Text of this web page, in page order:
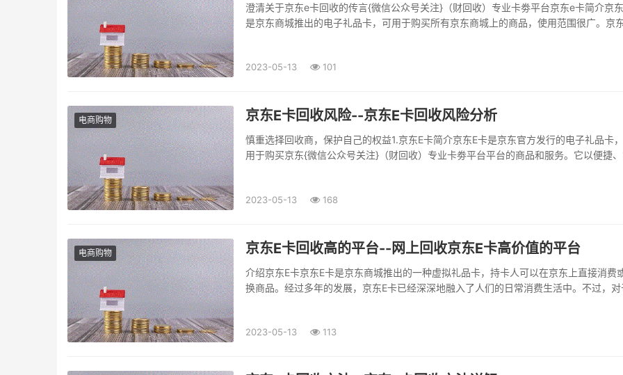
澄清关于京东e卡回收的传言{微信公众号关注}（财回收）专业卡劵平台京东e卡简介京
是京东商城推出的电子礼品卡，可用于购买所有京东商城上的商品，使用范围很广。京
2023-05-13 101
电商购物 京东E卡回收风险--京东E卡回收风险分析
慎重选择回收商，保护自己的权益1.京东E卡简介京东E卡是京东官方发行的电子礼品卡
用于购买京东{微信公众号关注}（财回收）专业卡劵平台平台的商品和服务。它以便捷
2023-05-13 168
电商购物 京东E卡回收高的平台--网上回收京东E卡高价值的平台
介绍京东E卡京东E卡是京东商城推出的一种虚拟礼品卡，持卡人可以在京东上直接消费
换商品。经过多年的发展，京东E卡已经深深地融入了人们的日常消费生活中。不过，对
优势。首先，这些...
2023-05-13 113